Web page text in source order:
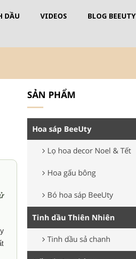
DẦU VIDEOS BLOG BEEUTY
SẢN PHẨM
Hoa sáp BeeUty
Lọ hoa decor Noel & Tết
Hoa gấu bông
Bó hoa sáp BeeUty
Tinh dầu Thiên Nhiên
Tinh dầu sả chanh